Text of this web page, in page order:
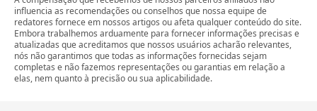
influencia as recomendações ou conselhos que nossa equipe de
redatores fornece em nossos artigos ou afeta qualquer conteúdo do site.
Embora trabalhemos arduamente para fornecer informações precisas e
atualizadas que acreditamos que nossos usuários acharão relevantes,
nós não garantimos que todas as informações fornecidas sejam
completas e não fazemos representações ou garantias em relação a
elas, nem quanto à precisão ou sua aplicabilidade.